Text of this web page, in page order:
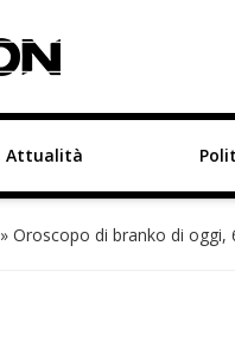
Attualità
» Oroscopo di branko di oggi,